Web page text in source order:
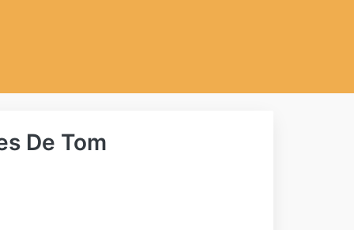
De Tom